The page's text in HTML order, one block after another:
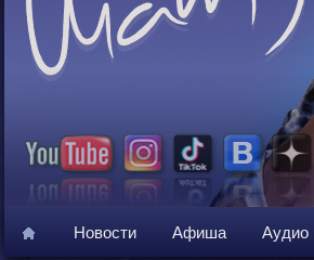
Новости Афиша Аудио